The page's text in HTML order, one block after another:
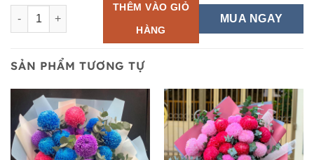
Hoa Bó - BH 32 số lượngTHÊM VÀO GIỎ
HÀNG
MUA NGAY
SẢN PHẨM TƯƠNG TỰ